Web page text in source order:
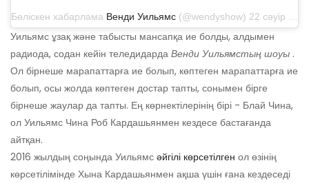
Бөліскен хабарлама Венди Уильямс (@wendyshow) 22 сәуір 2019 ж. 11: 33-те PDT
Уильямс ұзақ және табысты мансапқа ие болды, алдымен
радиода, содан кейін теледидарда Венди Уильямстың шоуы .
Ол бірнеше марапаттарға ие болып, көптеген марапаттарға ие
болып, осы жолда көптеген достар тапты, сонымен бірге
бірнеше жаулар да тапты. Ең көрнектілерінің бірі - Блай Чина,
ол Уильямс Чина Роб Кардашьянмен кездесе бастағанда
айтқан.
2016 жылдың соңында Уильямс әйгілі көрсетілген ол өзінің
көрсетілімінде Хына Кардашьянмен ақша үшін ғана кездеседі